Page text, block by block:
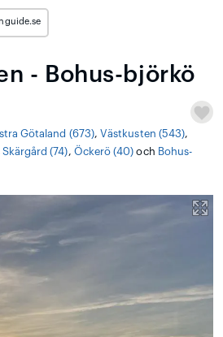
- Bohus-björkö
Götaland (673),Västkusten (543),
(74), Öckerö (40) och Bohus-